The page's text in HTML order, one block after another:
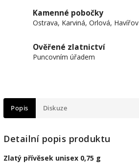
Kamenné pobočky
Ostrava, Karviná, Orlová, Havířov
Ověřené zlatnictví
Puncovním úřadem
Popis Diskuze
Detailní popis produktu
Zlatý přívěsek unisex 0,75 g